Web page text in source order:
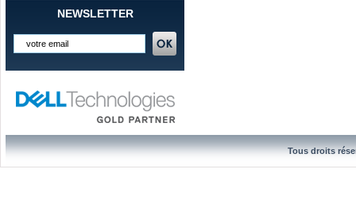
NEWSLETTER
Tous droits